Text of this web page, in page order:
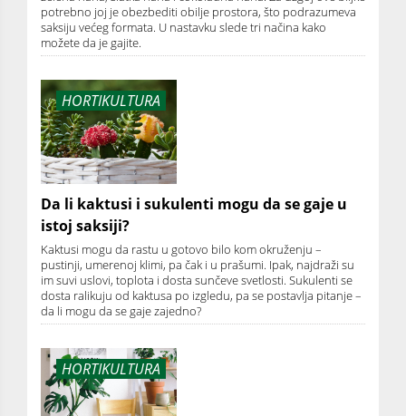
potrebno joj je obezbediti obilje prostora, što podrazumeva
saksiju većeg formata. U nastavku slede tri načina kako
možete da je gajite.
HORTIKULTURA
Da li kaktusi i sukulenti mogu da se gaje u
istoj saksiji?
Kaktusi mogu da rastu u gotovo bilo kom okruženju –
pustinji, umerenoj klimi, pa čak i u prašumi. Ipak, najdraži su
im suvi uslovi, toplota i dosta sunčeve svetlosti. Sukulenti se
dosta ralikuju od kaktusa po izgledu, pa se postavlja pitanje –
da li mogu da se gaje zajedno?
HORTIKULTURA